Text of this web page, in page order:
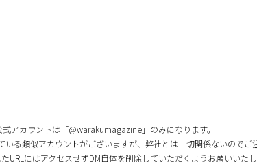
アカウントは「@warakumagazine」のみになります。
る類似アカウントがございますが、弊社とは一切関係ないのでご
にはアクセスせずDM自体を削除していただくようお願いいたし